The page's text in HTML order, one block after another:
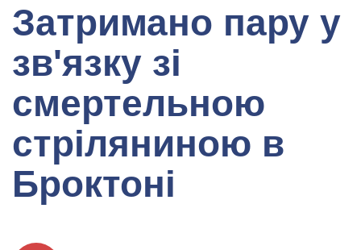
Затримано пару у
зв'язку зі
смертельною
стріляниною в
Броктоні